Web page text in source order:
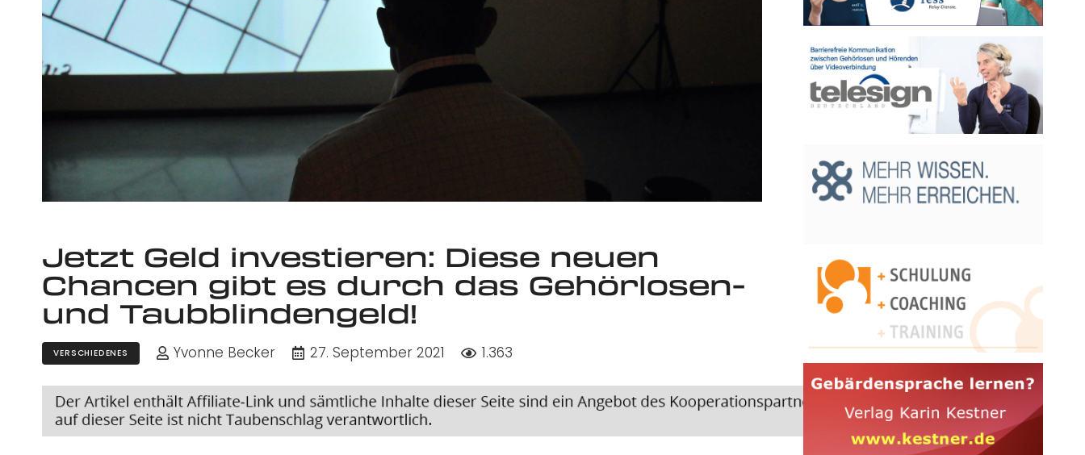
Jetzt Geld investieren: Diese neuen
Chancen gibt es durch das Gehörlosen-
und Taubblindengeld!
VERSCHIEDENES Yvonne Becker 27. September 2021 1.363